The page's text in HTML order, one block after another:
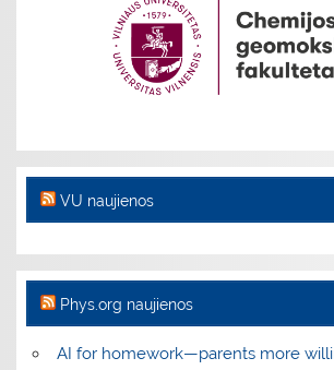
VU naujienos
Phys.org naujienos
AI for homework—parents more